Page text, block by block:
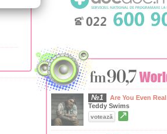
№1
Are You Even Real
Teddy Swims
votează ↗